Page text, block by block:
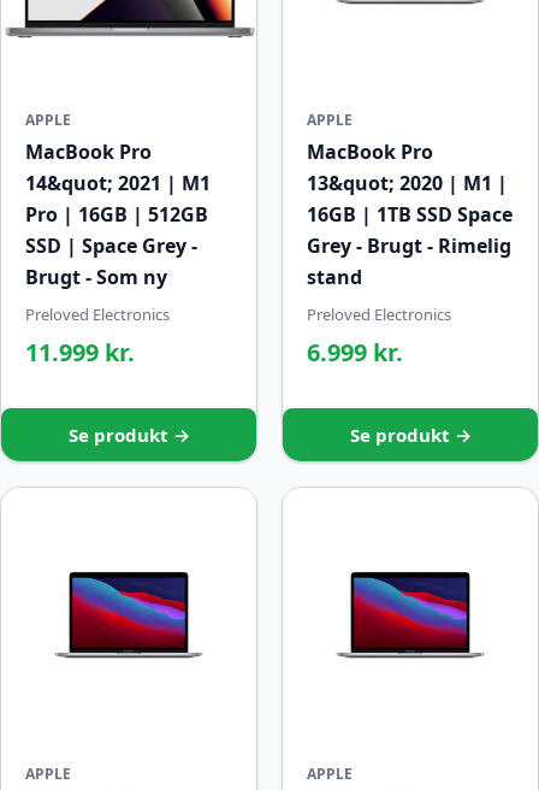
APPLE
MacBook Pro
14&quot; 2021 | M1
Pro | 16GB | 512GB
SSD | Space Grey -
Brugt - Som ny
Preloved Electronics
11.999 kr.
Se produkt →
APPLE
MacBook Pro
13&quot; 2020 | M1 |
16GB | 1TB SSD Space
Grey - Brugt - Rimelig
stand
Preloved Electronics
6.999 kr.
Se produkt →
APPLE APPLE